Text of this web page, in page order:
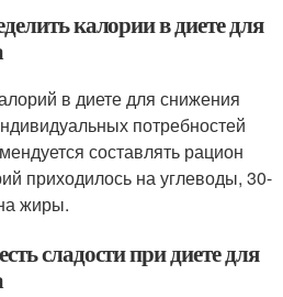
калории в диете для
в диете для снижения
потребностей
составлять рацион
приходилось на углеводы, 30-
жиры.
сладости при диете для